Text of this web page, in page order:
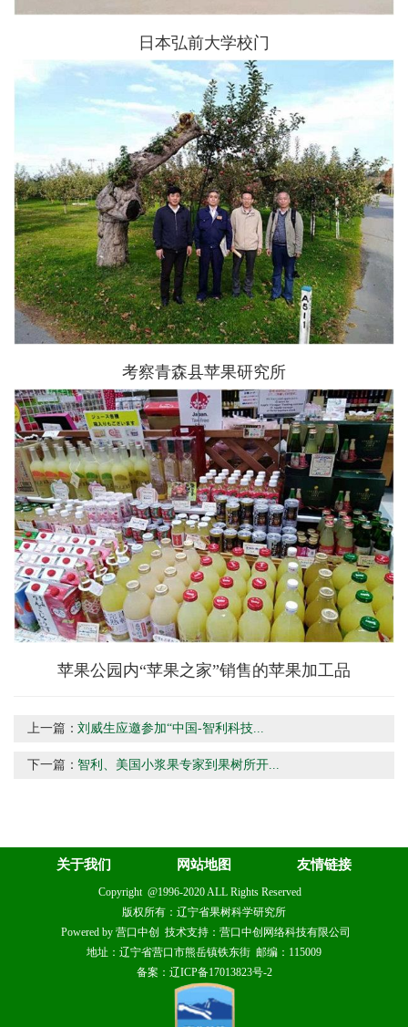
日本弘前大学校门
考察青森县苹果研究所
苹果公园内“苹果之家”销售的苹果加工品
上一篇：刘威生应邀参加“中国-智利科技...
下一篇：智利、美国小浆果专家到果树所开...
关于我们 网站地图 友情链接
Copyright @1996-2020 ALL Rights Reserved
版权所有：辽宁省果树科学研究所
Powered by 营口中创 技术支持：营口中创网络科技有限公司
地址：辽宁省营口市熊岳镇铁东街 邮编：115009
备案：辽ICP备17013823号-2